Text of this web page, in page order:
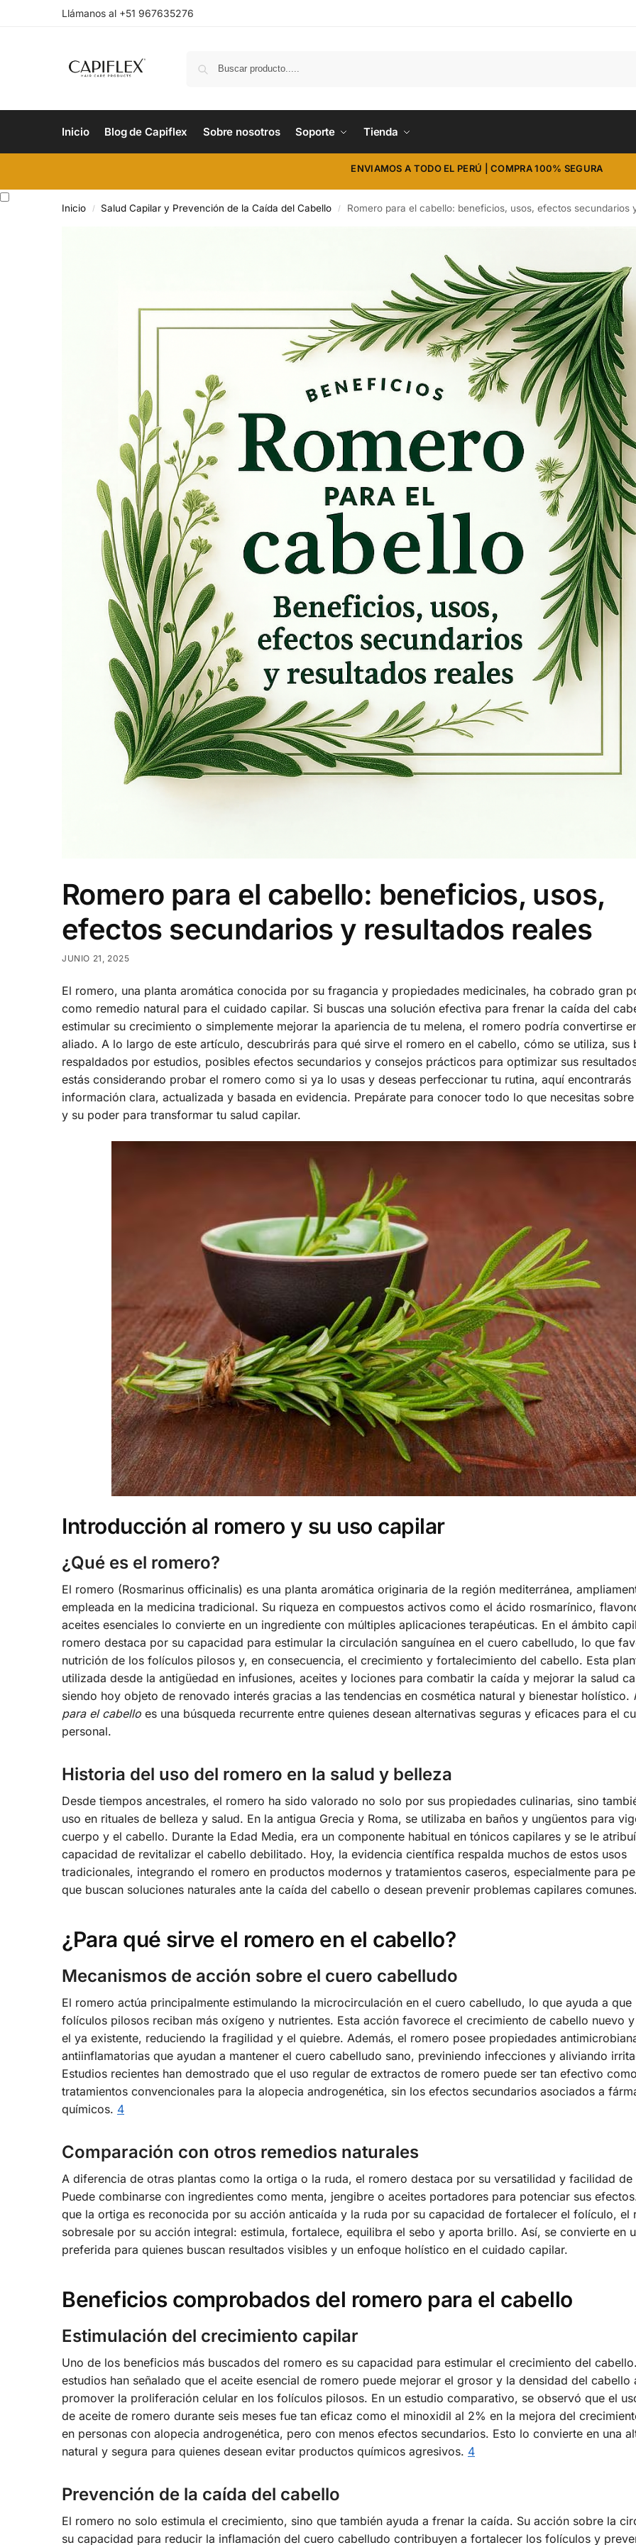
Llámanos al +51 967635276
Inicio Blog de Capiflex Sobre nosotros Soporte Tienda
ENVIAMOS A TODO EL PERÚ | COMPRA 100% SEGURA
Inicio / Salud Capilar y Prevención de la Caída del Cabello / Romero para el cabello: beneficios, usos, efectos secundarios
Romero para el cabello: beneficios, usos,
efectos secundarios y resultados reales
JUNIO 21, 2025
El romero, una planta aromática conocida por su fragancia y propiedades medicinales, ha cobrado gran
como remedio natural para el cuidado capilar. Si buscas una solución efectiva para frenar la caída del
estimular su crecimiento o simplemente mejorar la apariencia de tu melena, el romero podría convertirse
aliado. A lo largo de este artículo, descubrirás para qué sirve el romero en el cabello, cómo se utiliza, sus
respaldados por estudios, posibles efectos secundarios y consejos prácticos para optimizar sus
estás considerando probar el romero como si ya lo usas y deseas perfeccionar tu rutina, aquí encontrarás
información clara, actualizada y basada en evidencia. Prepárate para conocer todo lo que necesitas
y su poder para transformar tu salud capilar.
Introducción al romero y su uso capilar
¿Qué es el romero?
El romero (Rosmarinus officinalis) es una planta aromática originaria de la región mediterránea,
empleada en la medicina tradicional. Su riqueza en compuestos activos como el ácido rosmarínico,
aceites esenciales lo convierte en un ingrediente con múltiples aplicaciones terapéuticas. En el ámbito
romero destaca por su capacidad para estimular la circulación sanguínea en el cuero cabelludo, lo que
nutrición de los folículos pilosos y, en consecuencia, el crecimiento y fortalecimiento del cabello. Esta
utilizada desde la antigüedad en infusiones, aceites y lociones para combatir la caída y mejorar la salud
siendo hoy objeto de renovado interés gracias a las tendencias en cosmética natural y bienestar holístico.
para el cabello es una búsqueda recurrente entre quienes desean alternativas seguras y eficaces para el
personal.
Historia del uso del romero en la salud y belleza
Desde tiempos ancestrales, el romero ha sido valorado no solo por sus propiedades culinarias, sino
uso en rituales de belleza y salud. En la antigua Grecia y Roma, se utilizaba en baños y ungüentos para
cuerpo y el cabello. Durante la Edad Media, era un componente habitual en tónicos capilares y se le
capacidad de revitalizar el cabello debilitado. Hoy, la evidencia científica respalda muchos de estos usos
tradicionales, integrando el romero en productos modernos y tratamientos caseros, especialmente para
que buscan soluciones naturales ante la caída del cabello o desean prevenir problemas capilares
¿Para qué sirve el romero en el cabello?
Mecanismos de acción sobre el cuero cabelludo
El romero actúa principalmente estimulando la microcirculación en el cuero cabelludo, lo que ayuda a que
folículos pilosos reciban más oxígeno y nutrientes. Esta acción favorece el crecimiento de cabello nuevo
el ya existente, reduciendo la fragilidad y el quiebre. Además, el romero posee propiedades
antiinflamatorias que ayudan a mantener el cuero cabelludo sano, previniendo infecciones y aliviando
Estudios recientes han demostrado que el uso regular de extractos de romero puede ser tan efectivo
tratamientos convencionales para la alopecia androgenética, sin los efectos secundarios asociados a
químicos. 4
Comparación con otros remedios naturales
A diferencia de otras plantas como la ortiga o la ruda, el romero destaca por su versatilidad y facilidad de
Puede combinarse con ingredientes como menta, jengibre o aceites portadores para potenciar sus
que la ortiga es reconocida por su acción anticaída y la ruda por su capacidad de fortalecer el folículo, el
sobresale por su acción integral: estimula, fortalece, equilibra el sebo y aporta brillo. Así, se convierte en
preferida para quienes buscan resultados visibles y un enfoque holístico en el cuidado capilar.
Beneficios comprobados del romero para el cabello
Estimulación del crecimiento capilar
Uno de los beneficios más buscados del romero es su capacidad para estimular el crecimiento del
estudios han señalado que el aceite esencial de romero puede mejorar el grosor y la densidad del cabello
promover la proliferación celular en los folículos pilosos. En un estudio comparativo, se observó que el
de aceite de romero durante seis meses fue tan eficaz como el minoxidil al 2% en la mejora del
en personas con alopecia androgenética, pero con menos efectos secundarios. Esto lo convierte en una
natural y segura para quienes desean evitar productos químicos agresivos. 4
Prevención de la caída del cabello
El romero no solo estimula el crecimiento, sino que también ayuda a frenar la caída. Su acción sobre la
su capacidad para reducir la inflamación del cuero cabelludo contribuyen a fortalecer los folículos y